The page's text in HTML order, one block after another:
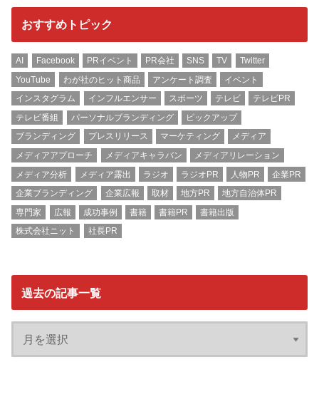
おすすめトピック
AI Facebook PRイベント PR会社 SNS TV
Twitter
YouTube
わが社のヒット商品 アンケート調査
イベント
インスタグラム
インフルエンサー スポーツ テレビ
テレビPR
テレビ番組
パーソナルブランディング
ピックアップ
ブランディング
プレスリリース マーケティング
メディア
メディアアプローチ
メディアキャラバン
メディアリレーション
メディア分析
メディア露出 ラジオ ラジオPR 人物PR
企業PR
企業ブランディング
企業広報 取材 地方PR
地方自治体PR
専門家
広報 成功事例 書籍 書籍PR
書籍出版
株式会社ニット
社長PR
過去の記事一覧